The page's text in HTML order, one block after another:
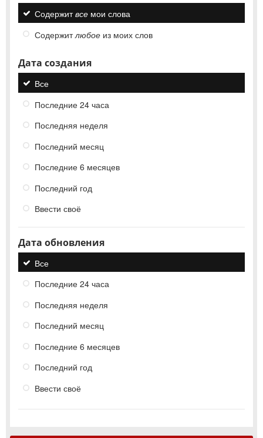
Содержитвсе мои слова
Содержитлюбое из моих слов
Дата создания
Все
Последние 24 часа
Последняя неделя
Последний месяц
Последние 6 месяцев
Последний год
Ввести своё
Дата обновления
Все
Последние 24 часа
Последняя неделя
Последний месяц
Последние 6 месяцев
Последний год
Ввести своё